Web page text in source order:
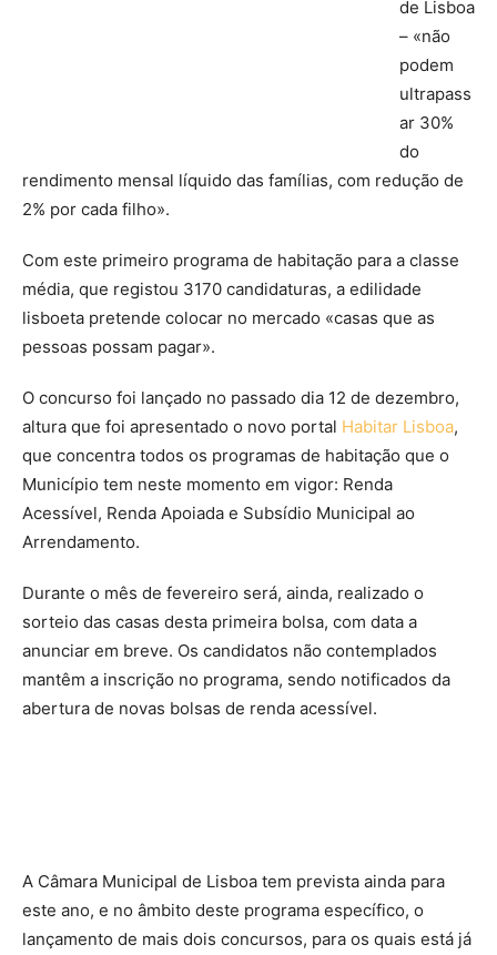
de Lisboa
– «não
podem
ultrapass
ar 30%
do
rendimento mensal líquido das famílias, com redução de
2% por cada filho».
Com este primeiro programa de habitação para a classe
média, que registou 3170 candidaturas, a edilidade
lisboeta pretende colocar no mercado «casas que as
pessoas possam pagar».
O concurso foi lançado no passado dia 12 de dezembro,
altura que foi apresentado o novo portal Habitar Lisboa,
que concentra todos os programas de habitação que o
Município tem neste momento em vigor: Renda
Acessível, Renda Apoiada e Subsídio Municipal ao
Arrendamento.
Durante o mês de fevereiro será, ainda, realizado o
sorteio das casas desta primeira bolsa, com data a
anunciar em breve. Os candidatos não contemplados
mantêm a inscrição no programa, sendo notificados da
abertura de novas bolsas de renda acessível.
A Câmara Municipal de Lisboa tem prevista ainda para
este ano, e no âmbito deste programa específico, o
lançamento de mais dois concursos, para os quais está já